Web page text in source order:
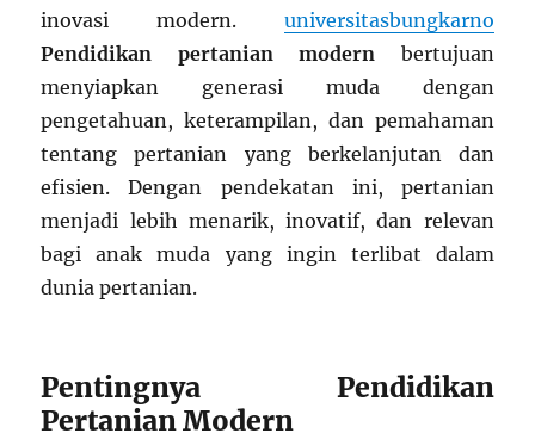
inovasi modern. universitasbungkarno
Pendidikan pertanian modern bertujuan
menyiapkan generasi muda dengan
pengetahuan, keterampilan, dan pemahaman
tentang pertanian yang berkelanjutan dan
efisien. Dengan pendekatan ini, pertanian
menjadi lebih menarik, inovatif, dan relevan
bagi anak muda yang ingin terlibat dalam
dunia pertanian.
Pentingnya Pendidikan
Pertanian Modern